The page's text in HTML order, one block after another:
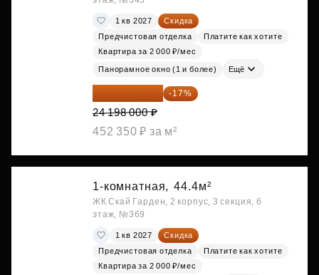
1 кв 2027
Скидка
Предчистовая отделка
Платите как хотите
Квартира за 2 000 ₽/мес
Панорамное окно (1 и более) Ещё
20 084 340 ₽ -17%
24 198 000 ₽
452 350 ₽ за м²
1-комнатная, 44.4м²
ЖК Скай Гарден, 2 корпус, 3 секция, 6
этаж, №369
1 кв 2027
Скидка
Предчистовая отделка
Платите как хотите
Квартира за 2 000 ₽/мес